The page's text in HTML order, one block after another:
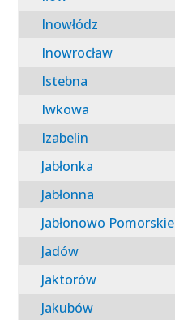
Inowłódz
Inowrocław
Istebna
Iwkowa
Izabelin
Jabłonka
Jabłonna
Jabłonowo Pomorskie
Jadów
Jaktorów
Jakubów